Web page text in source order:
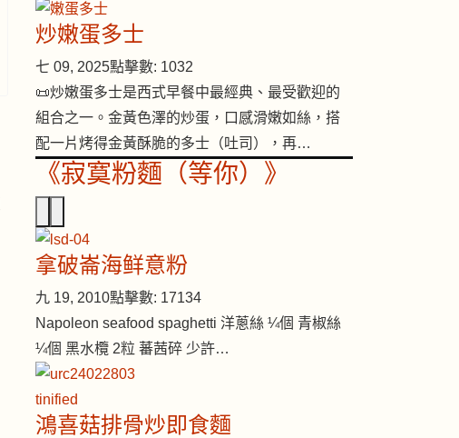
炒嫩蛋多士
七 09, 2025點擊數: 1032
📜炒嫩蛋多士是西式早餐中最經典、最受歡迎的
組合之一。金黃色澤的炒蛋，口感滑嫩如絲，搭
配一片烤得金黃酥脆的多士（吐司），再…
《寂寞粉麵（等你）》
拿破崙海鲜意粉
九 19, 2010點擊數: 17134
Napoleon seafood spaghetti 洋蔥絲 ¼個 青椒絲
¼個 黑水欖 2粒 蕃茜碎 少許…
鴻喜菇排骨炒即食麵